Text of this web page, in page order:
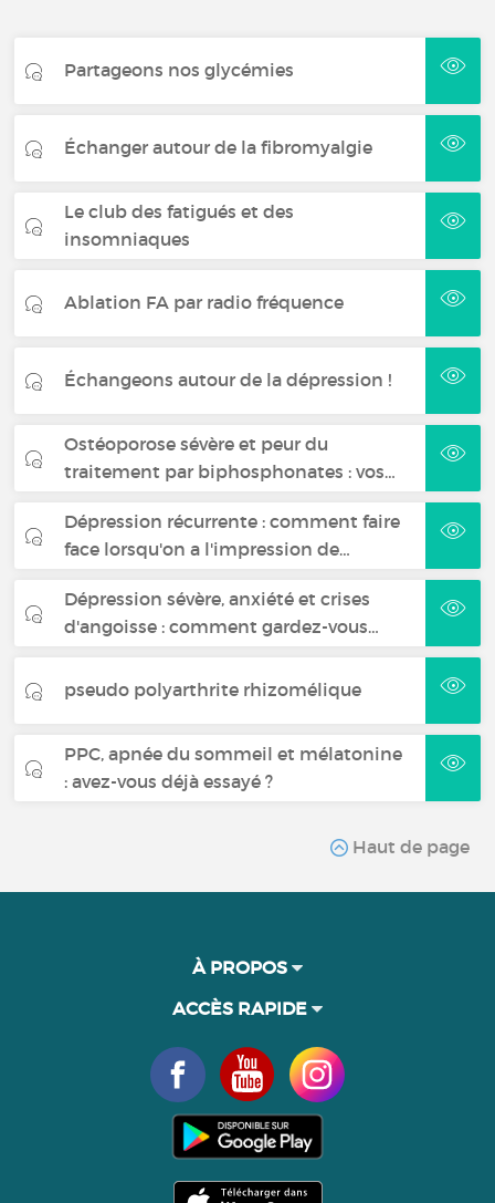
Partageons nos glycémies
Échanger autour de la fibromyalgie
Le club des fatigués et des
insomniaques
Ablation FA par radio fréquence
Échangeons autour de la dépression !
Ostéoporose sévère et peur du
traitement par biphosphonates : vos…
Dépression récurrente : comment faire
face lorsqu'on a l'impression de…
Dépression sévère, anxiété et crises
d'angoisse : comment gardez-vous…
pseudo polyarthrite rhizomélique
PPC, apnée du sommeil et mélatonine
: avez-vous déjà essayé ?
Haut de page
À PROPOS
ACCÈS RAPIDE